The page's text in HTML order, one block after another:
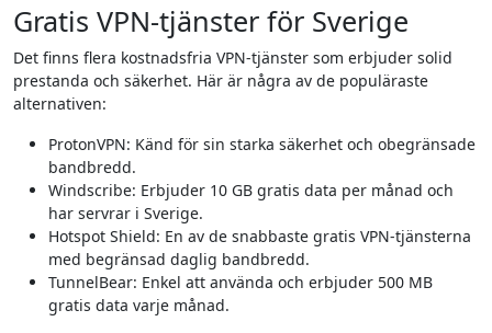
Gratis VPN-tjänster för Sverige
Det finns flera kostnadsfria VPN-tjänster som erbjuder solid
prestanda och säkerhet. Här är några av de populäraste
alternativen:
ProtonVPN: Känd för sin starka säkerhet och obegränsade
bandbredd.
Windscribe: Erbjuder 10 GB gratis data per månad och
har servrar i Sverige.
Hotspot Shield: En av de snabbaste gratis VPN-tjänsterna
med begränsad daglig bandbredd.
TunnelBear: Enkel att använda och erbjuder 500 MB
gratis data varje månad.